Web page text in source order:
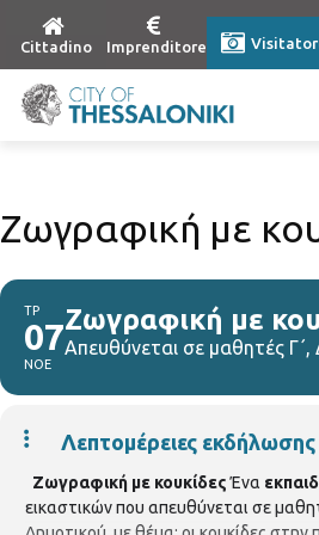
Cittadino Imprenditore
Ζωγραφική με
ΤΡ
07
ΝΟΕ
Ζωγραφική με
Απευθύνεται σε μαθητές Γ΄,
Λεπτομέρειες εκδήλωσης
Ζωγραφική με κουκίδεςΈνα
εικαστικών που απευθύνεται σε